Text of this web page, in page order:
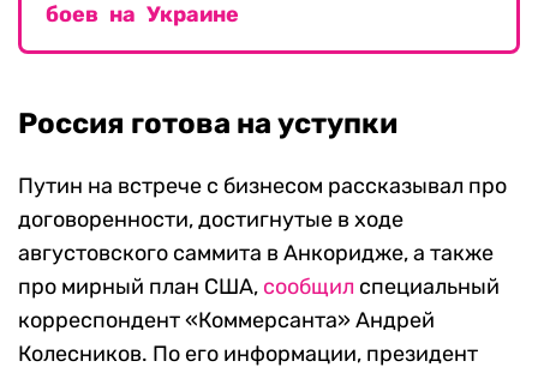
боев на Украине
Россия готова на уступки
Путин на встрече с бизнесом рассказывал про
договоренности, достигнутые в ходе
августовского саммита в Анкоридже, а также
про мирный план США, сообщил специальный
корреспондент «Коммерсанта» Андрей
Колесников. По его информации, президент